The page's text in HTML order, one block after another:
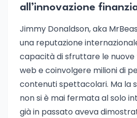
all’innovazione
Jimmy Donaldson, aka
una reputazione
capacità di sfruttare le nuove
web e coinvolgere milioni di
contenuti spettacolari. Ma la
non si è mai fermata al solo
già in passato aveva